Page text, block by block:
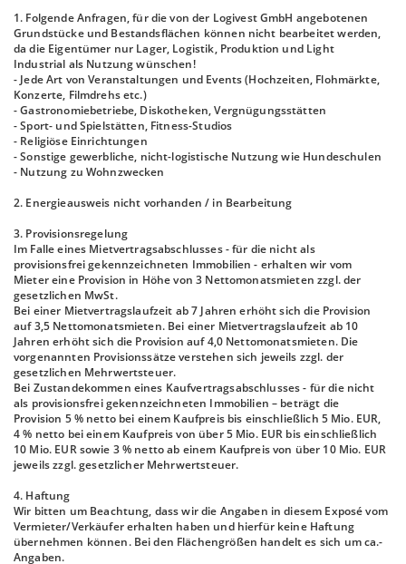
1. Folgende Anfragen, für die von der Logivest GmbH angebotenen
Grundstücke und Bestandsflächen können nicht bearbeitet werden,
da die Eigentümer nur Lager, Logistik, Produktion und Light
Industrial als Nutzung wünschen!
- Jede Art von Veranstaltungen und Events (Hochzeiten, Flohmärkte,
Konzerte, Filmdrehs etc.)
- Gastronomiebetriebe, Diskotheken, Vergnügungsstätten
- Sport- und Spielstätten, Fitness-Studios
- Religiöse Einrichtungen
- Sonstige gewerbliche, nicht-logistische Nutzung wie Hundeschulen
- Nutzung zu Wohnzwecken
2. Energieausweis nicht vorhanden / in Bearbeitung
3. Provisionsregelung
Im Falle eines Mietvertragsabschlusses - für die nicht als
provisionsfrei gekennzeichneten Immobilien - erhalten wir vom
Mieter eine Provision in Höhe von 3 Nettomonatsmieten zzgl. der
gesetzlichen MwSt.
Bei einer Mietvertragslaufzeit ab 7 Jahren erhöht sich die Provision
auf 3,5 Nettomonatsmieten. Bei einer Mietvertragslaufzeit ab 10
Jahren erhöht sich die Provision auf 4,0 Nettomonatsmieten. Die
vorgenannten Provisionssätze verstehen sich jeweils zzgl. der
gesetzlichen Mehrwertsteuer.
Bei Zustandekommen eines Kaufvertragsabschlusses - für die nicht
als provisionsfrei gekennzeichneten Immobilien – beträgt die
Provision 5 % netto bei einem Kaufpreis bis einschließlich 5 Mio. EUR,
4 % netto bei einem Kaufpreis von über 5 Mio. EUR bis einschließlich
10 Mio. EUR sowie 3 % netto ab einem Kaufpreis von über 10 Mio. EUR
jeweils zzgl. gesetzlicher Mehrwertsteuer.
4. Haftung
Wir bitten um Beachtung, dass wir die Angaben in diesem Exposé vom
Vermieter/Verkäufer erhalten haben und hierfür keine Haftung
übernehmen können. Bei den Flächengrößen handelt es sich um ca.-
Angaben.